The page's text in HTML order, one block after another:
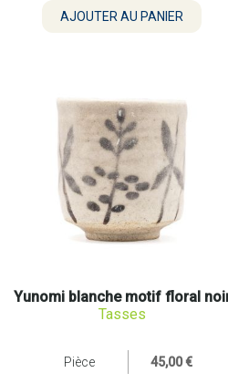
Yunomi blanche motif floral
Tasses
Pièce 45,00 €